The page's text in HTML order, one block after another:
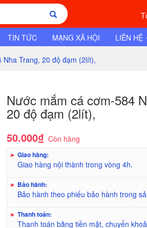
TIN TỨC MẠNG XÃ HỘI LIÊN HỆ
Nha Trang, 20 độ đạm (2lít),
Nước mắm cá cơm-584
20 độ đạm (2lít),
50.000₫ Còn hàng
► Giao hàng:
Giao hàng nội thành trong vòng 4h.
► Bảo hành:
Bảo hành theo phiếu bảo hành trong
► Thanh toán:
Thanh toán bằng tiền mặt, chuyển